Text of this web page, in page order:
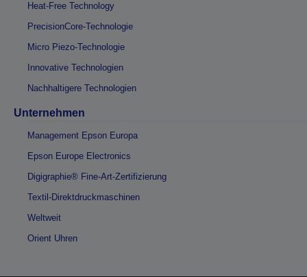
Heat-Free Technology
PrecisionCore-Technologie
Micro Piezo-Technologie
Innovative Technologien
Nachhaltigere Technologien
Unternehmen
Management Epson Europa
Epson Europe Electronics
Digigraphie® Fine-Art-Zertifizierung
Textil-Direktdruckmaschinen
Weltweit
Orient Uhren